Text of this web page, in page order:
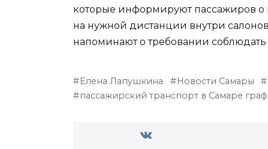
которые информируют пассажиров о
на нужной дистанции внутри
напоминают о требовании
Елена Лапушкина Новости Самары
пассажирский транспорт в Самаре